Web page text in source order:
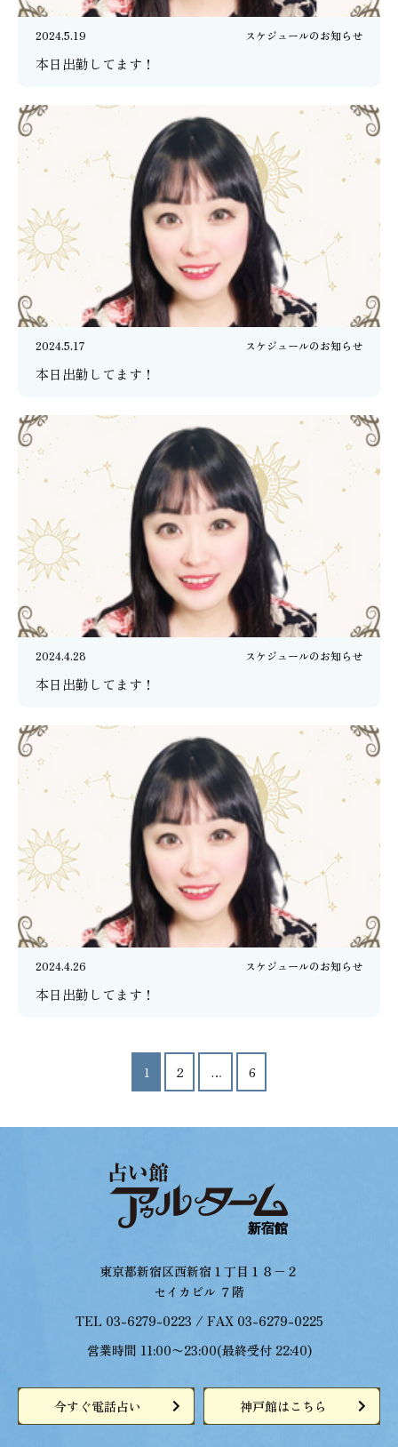
2024.5.19 スケジュールのお知らせ
本日出勤してます！
2024.5.17 スケジュールのお知らせ
本日出勤してます！
2024.4.28 スケジュールのお知らせ
本日出勤してます！
2024.4.26 スケジュールのお知らせ
本日出勤してます！
ペ
1 2 … 6
東京都新宿区西新宿１丁目１８−２
セイカビル ７階
TEL 03-6279-0223 / FAX 03-6279-0225
営業時間 11:00〜23:00(最終受付 22:40)
今すぐ電話占い 神戸館はこちら